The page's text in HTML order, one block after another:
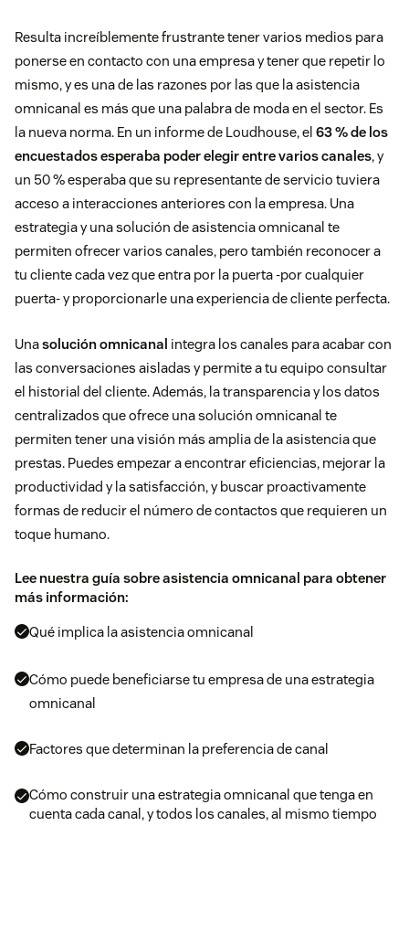
Resulta increíblemente frustrante tener varios medios para
ponerse en contacto con una empresa y tener que repetir lo
mismo, y es una de las razones por las que la asistencia
omnicanal es más que una palabra de moda en el sector. Es
la nueva norma. En un informe de Loudhouse, el 63 % de los
encuestados esperaba poder elegir entre varios canales, y
un 50 % esperaba que su representante de servicio tuviera
acceso a interacciones anteriores con la empresa. Una
estrategia y una solución de asistencia omnicanal te
permiten ofrecer varios canales, pero también reconocer a
tu cliente cada vez que entra por la puerta -por cualquier
puerta- y proporcionarle una experiencia de cliente perfecta.
Unasolución omnicanal integra los canales para acabar con
las conversaciones aisladas y permite a tu equipo consultar
el historial del cliente. Además, la transparencia y los datos
centralizados que ofrece una solución omnicanal te
permiten tener una visión más amplia de la asistencia que
prestas. Puedes empezar a encontrar eficiencias, mejorar la
productividad y la satisfacción, y buscar proactivamente
formas de reducir el número de contactos que requieren un
toque humano.
Lee nuestra guía sobre asistencia omnicanal para obtener
más información:
Qué implica la asistencia omnicanal
Cómo puede beneficiarse tu empresa de una estrategia
omnicanal
Factores que determinan la preferencia de canal
Cómo construir una estrategia omnicanal que tenga en
cuenta cada canal, y todos los canales, al mismo tiempo